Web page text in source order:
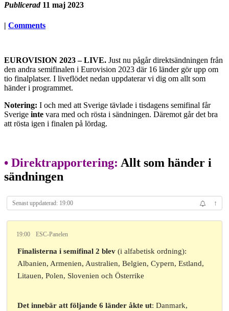
Publicerad 11 maj 2023
| Comments
EUROVISION 2023 – LIVE. Just nu pågår direktsändningen från
den andra semifinalen i Eurovision 2023 där 16 länder gör upp om
tio finalplatser. I liveflödet nedan uppdaterar vi dig om allt som
händer i programmet.
Notering: I och med att Sverige tävlade i tisdagens semifinal får
Sverige inte vara med och rösta i sändningen. Däremot går det bra
att rösta igen i finalen på lördag.
• Direktrapportering: Allt som händer i
sändningen
Senast uppdaterad: 19:00 ↑
19:00 ESC-Panelen
Finalisterna i semifinal 2 blev (i alfabetisk ordning):
Albanien, Armenien, Australien, Belgien, Cypern, Estland,
Litauen, Polen, Slovenien och Österrike
Det innebär att följande 6 länder åkte ut: Danmark,